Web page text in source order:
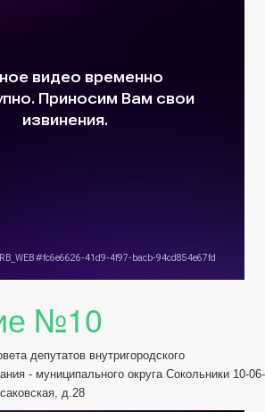
№10
депутатов внутригородского
- муниципального округа Сокольники 10-06-
д.28